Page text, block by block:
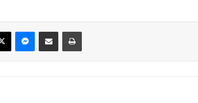
X Messenger
Share via Email Print